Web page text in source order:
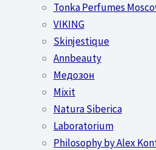
Tonka Perfumes
VIKING
Skinjestique
Annbeauty
Медозон
Mixit
Natura Siberica
Laboratorium
Philosophy by Alex